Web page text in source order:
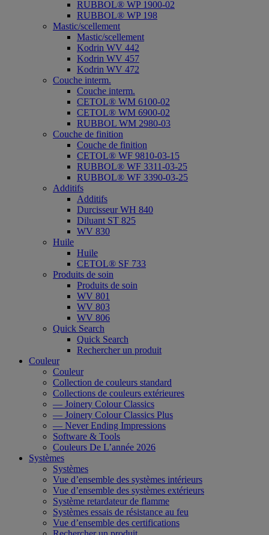
RUBBOL® WP 1900-02
RUBBOL® WP 198
Mastic/scellement
Mastic/scellement
Kodrin WV 442
Kodrin WV 457
Kodrin WV 472
Couche interm.
Couche interm.
CETOL® WM 6100-02
CETOL® WM 6900-02
RUBBOL WM 2980-03
Couche de finition
Couche de finition
CETOL® WF 9810-03-15
RUBBOL® WF 3311-03-25
RUBBOL® WF 3390-03-25
Additifs
Additifs
Durcisseur WH 840
Diluant ST 825
WV 830
Huile
Huile
CETOL® SF 733
Produits de soin
Produits de soin
WV 801
WV 803
WV 806
Quick Search
Quick Search
Rechercher un produit
Couleur
Couleur
Collection de couleurs standard
Collections de couleurs extérieures
— Joinery Colour Classics
— Joinery Colour Classics Plus
— Never Ending Impressions
Software & Tools
Couleurs De L’année 2026
Systèmes
Systèmes
Vue d’ensemble des systèmes intérieurs
Vue d’ensemble des systèmes extérieurs
Système retardateur de flamme
Systèmes essais de résistance au feu
Vue d’ensemble des certifications